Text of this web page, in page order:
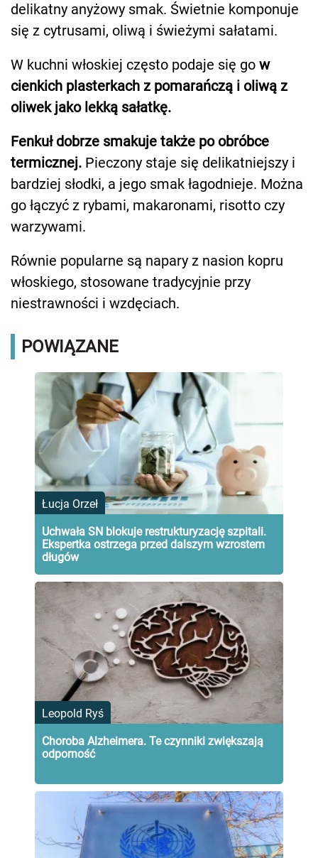
delikatny anyżowy smak. Świetnie komponuje
się z cytrusami, oliwą i świeżymi sałatami.
W kuchni włoskiej często podaje się go w
cienkich plasterkach z pomarańczą i oliwą z
oliwek jako lekką sałatkę.
Fenkuł dobrze smakuje także po obróbce
termicznej. Pieczony staje się delikatniejszy i
bardziej słodki, a jego smak łagodnieje. Można
go łączyć z rybami, makaronami, risotto czy
warzywami.
Równie popularne są napary z nasion kopru
włoskiego, stosowane tradycyjnie przy
niestrawności i wzdęciach.
POWIĄZANE
Łucja Orzeł
Uchwała SN blokuje restrukturyzację szpitali.
Ekspertka ostrzega przed dalszym wzrostem
długów
Leopold Ryś
Choroba Alzheimera. Te czynniki zwiększają
odporność